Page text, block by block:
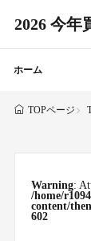
2026 今年
ホーム
TOPページ
Warning:
/home/
content/
602